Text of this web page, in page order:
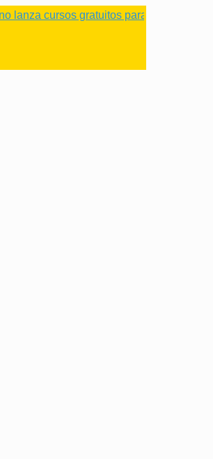
cursos gratuitos para impulsar negocios